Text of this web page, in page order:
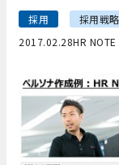
採用
採用戦
2017.02.28HR